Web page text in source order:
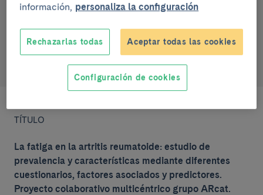
Enfermedades, síntomas y estados de salud
Grupo de investigación IDIBAPS
Artropatías inflamatorias (GRAI)
TÍTULO
La fatiga en la artritis reumatoide: estudio de
prevalencia y características mediante diferentes
cuestionarios, factores asociados y predictores.
Proyecto colaborativo multicéntrico grupo ARcat.
información, personaliza la configuración
Rechazarlas todas Aceptar todas las cookies
Configuración de cookies